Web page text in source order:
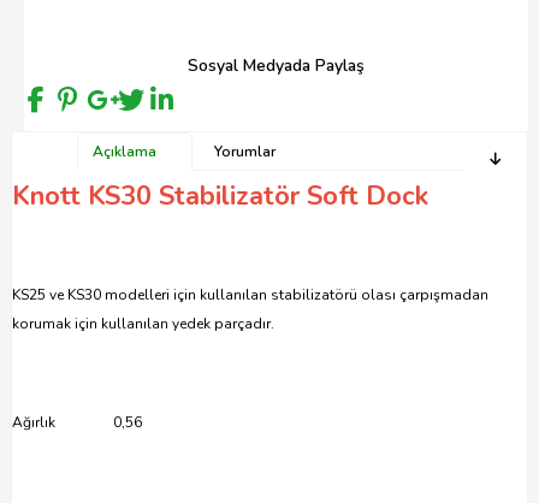
Sosyal Medyada Paylaş
Açıklama Yorumlar
Knott KS30 Stabilizatör Soft Dock
KS25 ve KS30 modelleri için kullanılan stabilizatörü olası çarpışmadan
korumak için kullanılan yedek parçadır.
Ağırlık 0,56